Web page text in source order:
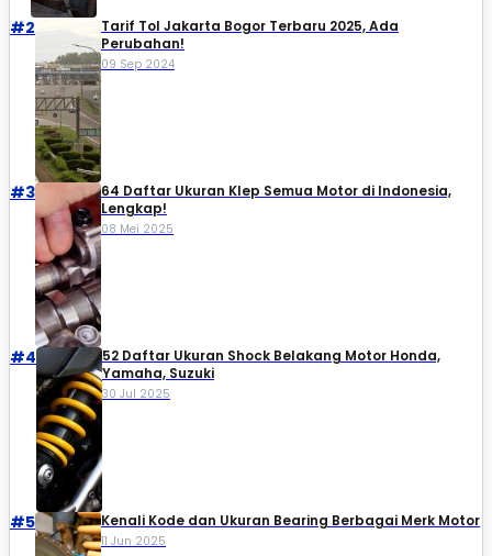
#2
Tarif Tol Jakarta Bogor Terbaru 2025, Ada
Perubahan!
09 Sep 2024
#3
64 Daftar Ukuran Klep Semua Motor di Indonesia,
Lengkap!
08 Mei 2025
#4
52 Daftar Ukuran Shock Belakang Motor Honda,
Yamaha, Suzuki​
30 Jul 2025
#5 Kenali Kode dan Ukuran Bearing Berbagai Merk Motor
11 Jun 2025